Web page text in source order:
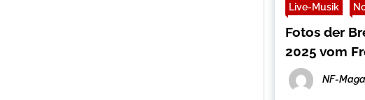
Live-Musik
Fotos der
2025 vom
NF-